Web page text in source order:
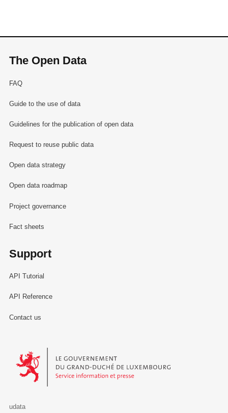
The Open Data
FAQ
Guide to the use of data
Guidelines for the publication of open data
Request to reuse public data
Open data strategy
Open data roadmap
Project governance
Fact sheets
Support
API Tutorial
API Reference
Contact us
Le Gouvernement du Grand-Duché de Luxembourg - Service
udata